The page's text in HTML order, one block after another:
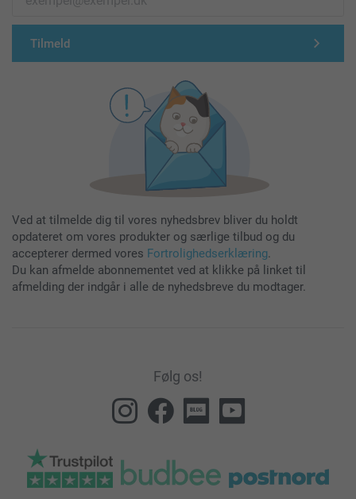
Tilmeld
Ved at tilmelde dig til vores nyhedsbrev bliver du holdt
opdateret om vores produkter og særlige tilbud og du
accepterer dermed vores Fortrolighedserklæring.
Du kan afmelde abonnementet ved at klikke på linket til
afmelding der indgår i alle de nyhedsbreve du modtager.
Følg os!